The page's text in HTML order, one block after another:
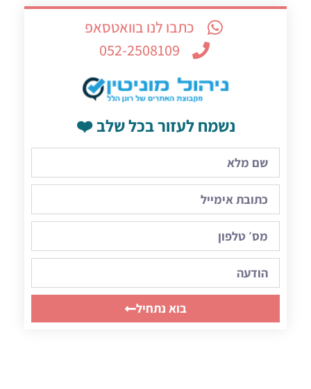
כתבו לנו בוואטסאפ
052-2508109
נשמח לעזור בכל שלב ❤️
בוא נתחיל